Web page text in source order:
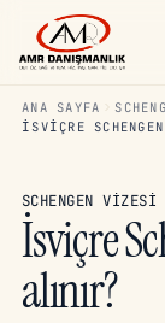
ANA SAYFA
İSVIÇRE
SCHENGEN VIZESI
İsviçre
alınır?